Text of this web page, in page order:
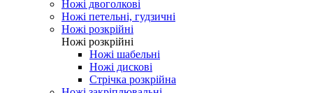
Ножі двоголкові
Ножі петельні, гудзичні
Ножі розкрійні
Ножі розкрійні
Ножі шабельні
Ножі дискові
Стрічка розкрійна